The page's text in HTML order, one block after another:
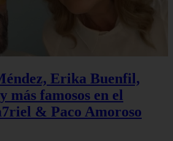
Erika Buenfil,
más famosos en el
& Paco Amoroso